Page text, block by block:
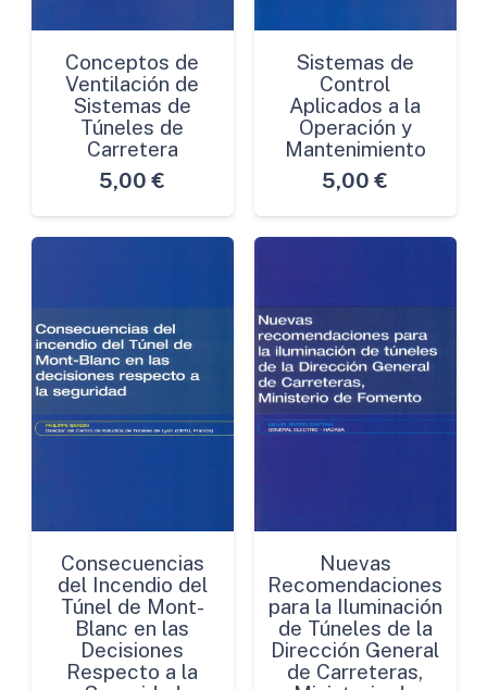
Conceptos de
Ventilación de
Sistemas de
Túneles de
Carretera
5,00 €
Sistemas de
Control
Aplicados a la
Operación y
Mantenimiento
5,00 €
Consecuencias
del Incendio del
Túnel de Mont-
Blanc en las
Decisiones
Respecto a la
Nuevas
Recomendaciones
para la Iluminación
de Túneles de la
Dirección General
de Carreteras,